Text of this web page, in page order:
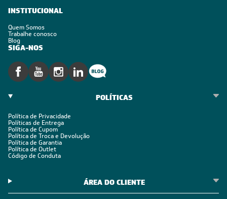
INSTITUCIONAL
Quem Somos
Trabalhe conosco
Blog
SIGA-NOS
POLÍTICAS
Política de Privacidade
Políticas de Entrega
Política de Cupom
Política de Troca e Devolução
Política de Garantia
Política de Outlet
Código de Conduta
ÁREA DO CLIENTE